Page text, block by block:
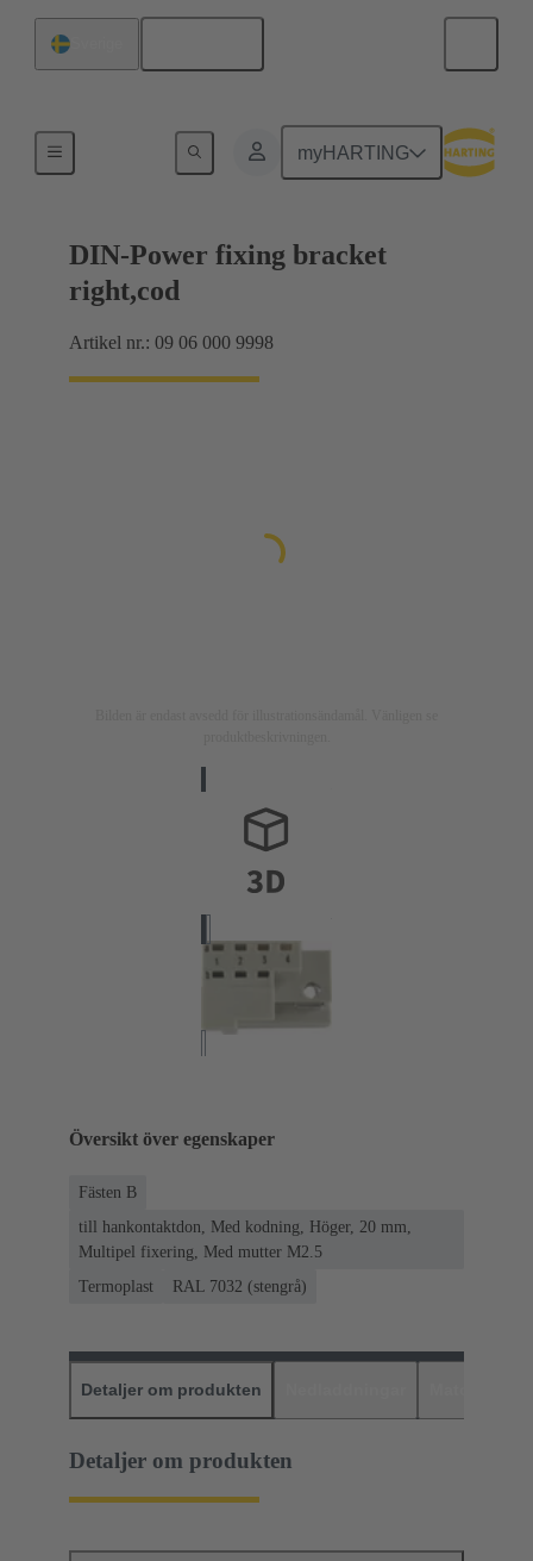
myHARTING
DIN-Power fixing bracket
right,cod
Artikel nr.: 09 06 000 9998
Översikt över egenskaper
Fästen B
till hankontaktdon, Med kodning, Höger, 20 mm,
Multipel fixering, Med mutter M2.5
Termoplast
RAL 7032 (stengrå)
Detaljer om produkten
Detaljer om produkten